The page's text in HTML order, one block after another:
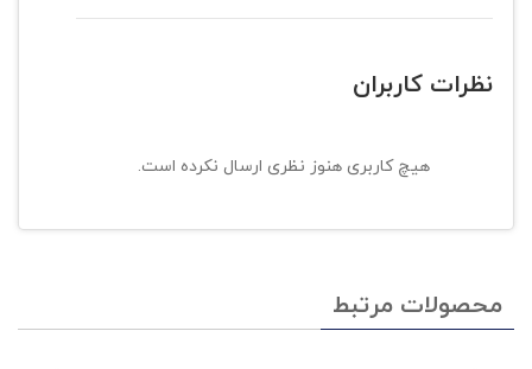
نظرات کاربران
هیچ کاربری هنوز نظری ارسال نکرده است.
محصولات مرتبط